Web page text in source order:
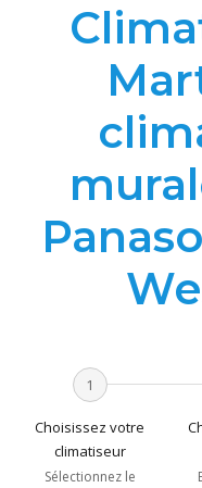
1
Choisissez votre
climatiseur
Sélectionnez le